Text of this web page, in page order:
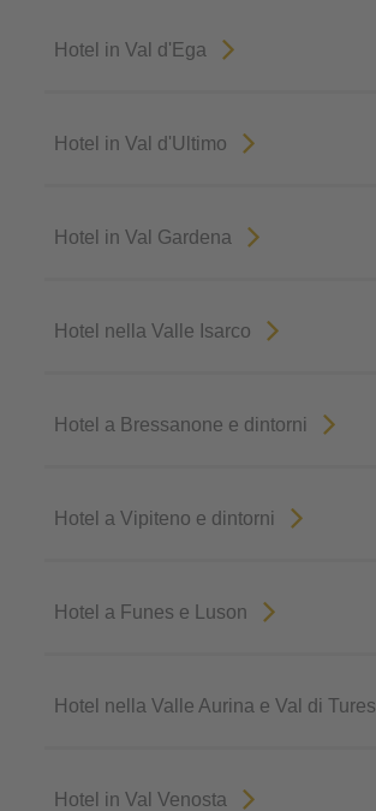
Hotel in Val d'Ega
Hotel in Val d'Ultimo
Hotel in Val Gardena
Hotel nella Valle Isarco
Hotel a Bressanone e dintorni
Hotel a Vipiteno e dintorni
Hotel a Funes e Luson
Hotel nella Valle Aurina e Val di Tures
Hotel in Val Venosta